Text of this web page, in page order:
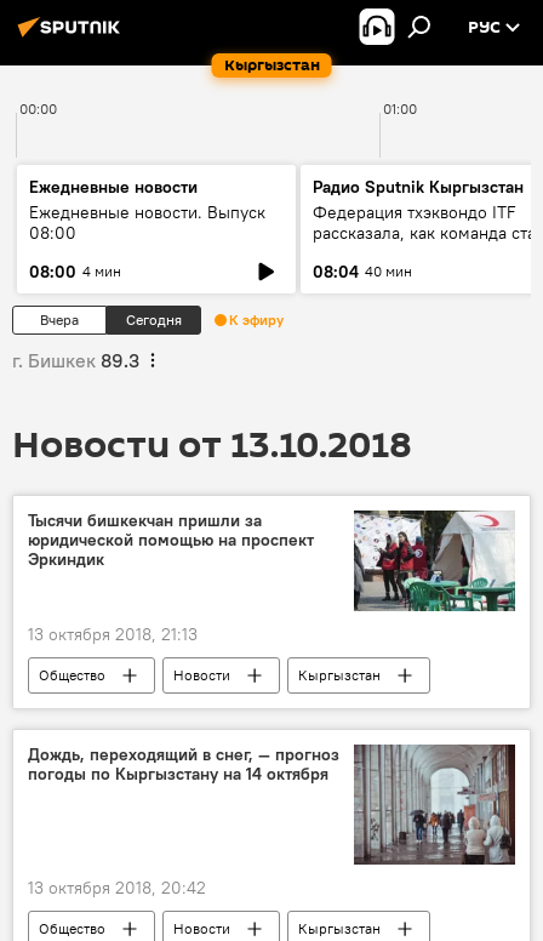
Кыргызстан
РУС
00:00 01:00
Ежедневные новости
Ежедневные новости. Выпуск
08:00
08:00 4 мин
Радио Sputnik Кыргызстан
Федерация тхэквондо ITF
рассказала, как команда
08:04 40 мин
Вчера Сегодня К эфиру
г. Бишкек 89.3
Новости от 13.10.2018
Тысячи бишкекчан пришли за
юридической помощью на проспект
Эркиндик
13 октября 2018, 21:13
Общество Новости
Кыргызстан
Бишкек
юридическая помощь
Дождь, переходящий в снег, — прогноз
погоды по Кыргызстану на 14 октября
13 октября 2018, 20:42
Общество Новости
Кыргызстан